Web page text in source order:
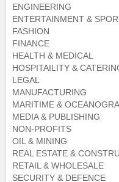
ENGINEERING
ENTERTAINMENT &
FASHION
FINANCE
HEALTH & MEDICAL
HOSPITAILITY &
LEGAL
MANUFACTURING
MARITIME &
MEDIA & PUBLISHING
NON-PROFITS
OIL & MINING
REAL ESTATE &
RETAIL & WHOLESALE
SECURITY & DEFENCE